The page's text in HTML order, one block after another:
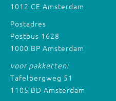
1012 CE Amsterdam
Postadres
Postbus 1628
1000 BP Amsterdam
voor pakketten:
Tafelbergweg 51
1105 BD Amsterdam